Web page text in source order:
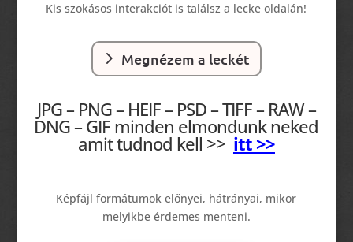
Kis szokásos interakciót is találsz a lecke oldalán!
Megnézem a leckét
JPG – PNG – HEIF – PSD – TIFF – RAW –
DNG – GIF minden elmondunk neked
amit tudnod kell >> itt >>
Képfájl formátumok előnyei, hátrányai, mikor
melyikbe érdemes menteni.